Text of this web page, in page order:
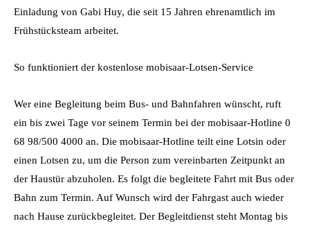
Einladung von Gabi Huy, die seit 15 Jahren ehrenamtlich im
Frühstücksteam arbeitet.
So funktioniert der kostenlose mobisaar-Lotsen-Service
Wer eine Begleitung beim Bus- und Bahnfahren wünscht, ruft
ein bis zwei Tage vor seinem Termin bei der mobisaar-Hotline 0
68 98/500 4000 an. Die mobisaar-Hotline teilt eine Lotsin oder
einen Lotsen zu, um die Person zum vereinbarten Zeitpunkt an
der Haustür abzuholen. Es folgt die begleitete Fahrt mit Bus oder
Bahn zum Termin. Auf Wunsch wird der Fahrgast auch wieder
nach Hause zurückbegleitet. Der Begleitdienst steht Montag bis